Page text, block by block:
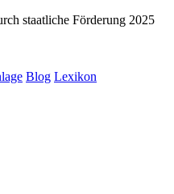
staatliche Förderung 2025
Blog Lexikon